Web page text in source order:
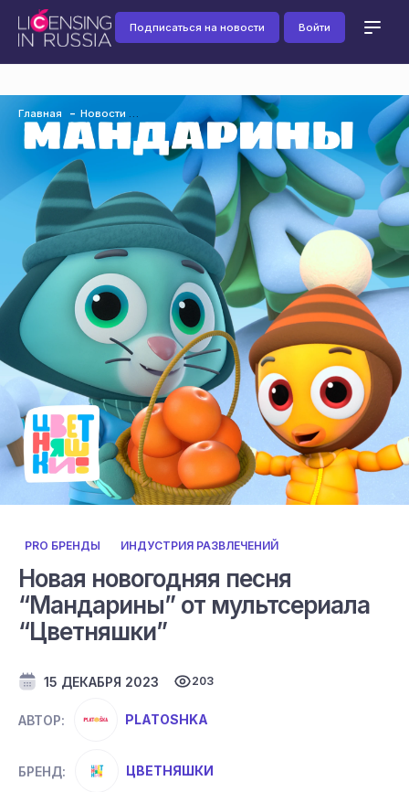
Подписаться на новости Войти
Главная Новости
PRO БРЕНДЫ ИНДУСТРИЯ РАЗВЛЕЧЕНИЙ
Новая новогодняя песня
“Мандарины” от мультсериала
“Цветняшки”
15 ДЕКАБРЯ 2023 203
АВТОР: PLATOSHKA
БРЕНД: ЦВЕТНЯШКИ